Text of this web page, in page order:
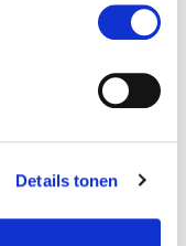
Details tonen